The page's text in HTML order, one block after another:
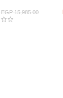
EGP15,985.00